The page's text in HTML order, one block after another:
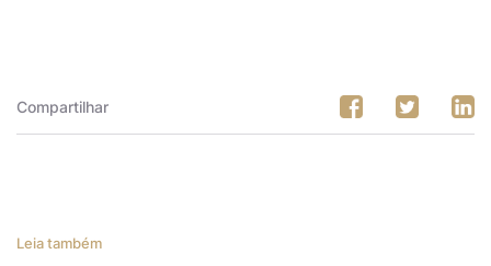
Compartilhar
Leia também